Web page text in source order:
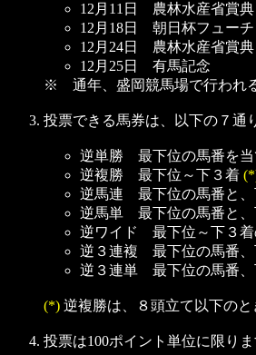
12月11日 農林水産省賞
12月18日 朝日杯フューチ
12月24日 農林水産省賞
12月25日 有馬記念
※ 通年、盛岡競馬場で行われ
投票できる馬券は、以下の７通
逆単勝 最下位の馬番を当
逆複勝 最下位～下３着
逆馬連 最下位の馬番と、
逆馬単 最下位の馬番と、
逆ワイド 最下位～下３着
逆３連複 最下位の馬番、
逆３連単 最下位の馬番、
(*) 逆複勝は、８頭立て以下の
投票は100ポイント単位に限りま